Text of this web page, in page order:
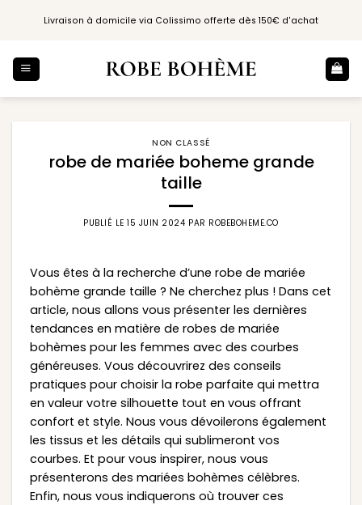
Livraison à domicile via Colissimo offerte dès 150€ d'achat
NON CLASSÉ
robe de mariée boheme grande
taille
PUBLIÉ LE15 JUIN 2024 PAR ROBEBOHEME.CO
Vous êtes à la recherche d’une robe de mariée
bohème grande taille ? Ne cherchez plus ! Dans cet
article, nous allons vous présenter les dernières
tendances en matière de robes de mariée
bohèmes pour les femmes avec des courbes
généreuses. Vous découvrirez des conseils
pratiques pour choisir la robe parfaite qui mettra
en valeur votre silhouette tout en vous offrant
confort et style. Nous vous dévoilerons également
les tissus et les détails qui sublimeront vos
courbes. Et pour vous inspirer, nous vous
présenterons des mariées bohèmes célèbres.
Enfin, nous vous indiquerons où trouver ces